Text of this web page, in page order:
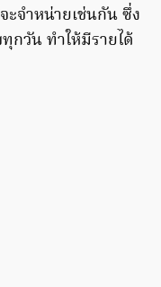
จำหน่ายเช่นกัน ซึ่ง
วัน ทำให้มีรายได้